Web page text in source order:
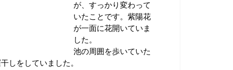
が、すっかり変わって
いたことです。紫陽花
が一面に花開いていま
した。
池の周囲を歩いていた
しをしていました。